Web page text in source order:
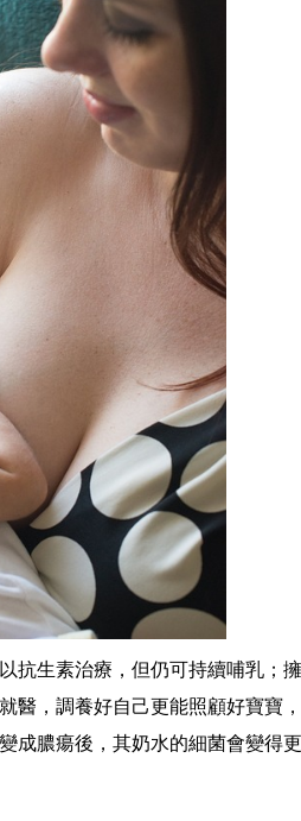
抗生素治療，但仍可持續哺乳；
醫，調養好自己更能照顧好寶寶
成膿瘍後，其奶水的細菌會變得更